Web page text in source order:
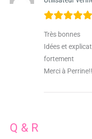
Très bonnes
Idées et
fortement
Merci à Perrine!!
Q & R